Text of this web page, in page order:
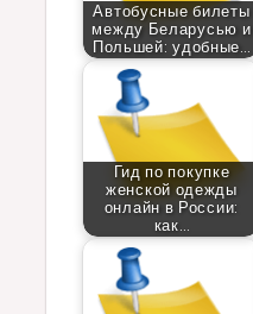
Автобусные билеты
между Беларусью и
Польшей: удобные…
Гид по покупке
женской одежды
онлайн в России:
как…